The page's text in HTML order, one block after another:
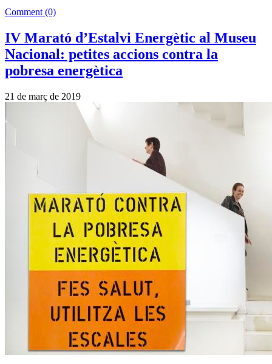
Comment (0)
IV Marató d’Estalvi Energètic al Museu
Nacional: petites accions contra la
pobresa energètica
21 de març de 2019